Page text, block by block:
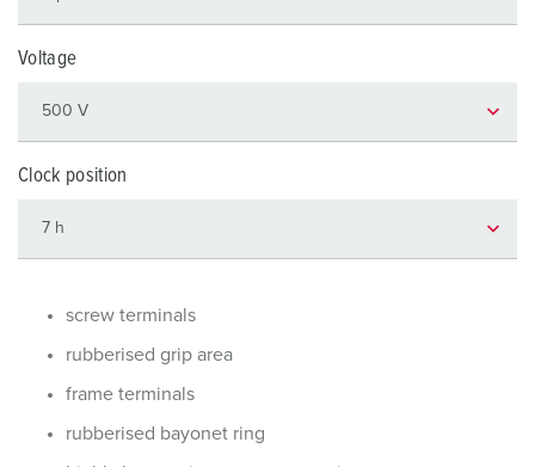
Voltage
Clock position
screw terminals
rubberised grip area
frame terminals
rubberised bayonet ring